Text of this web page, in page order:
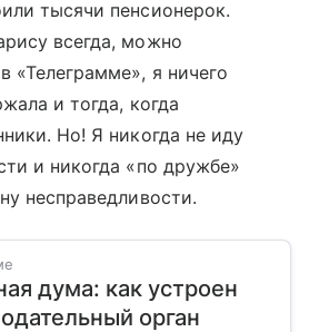
тысячи пенсионерок.
всегда, можно
«Телеграмме», я ничего
и тогда, когда
Но! Я никогда не иду
и никогда «по дружбе»
несправедливости.
дума: как устроен
орган